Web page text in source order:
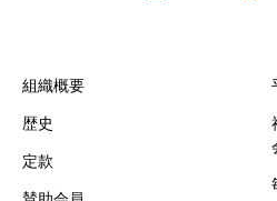
組織概要
歴史
定款